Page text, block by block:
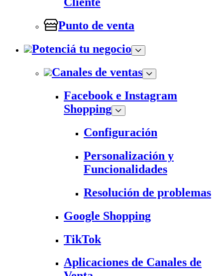
Punto de venta
Potenciá tu negocio
Canales de ventas
Facebook e Instagram
Shopping
Configuración
Personalización y
Funcionalidades
Resolución de problemas
Google Shopping
TikTok
Aplicaciones de Canales de